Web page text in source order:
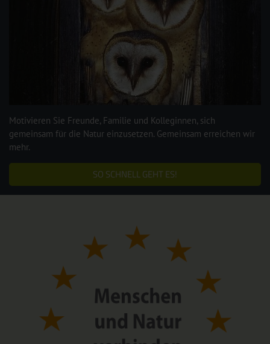
Motivieren Sie Freunde, Familie und Kolleginnen, sich
gemeinsam für die Natur einzusetzen. Gemeinsam erreichen wir
mehr.
SO SCHNELL GEHT ES!